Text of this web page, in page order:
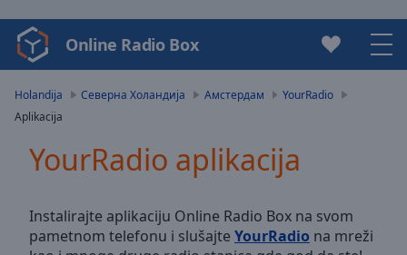
Video
Player
loading.
Video
Skip
Forward
Online Radio Box
Holandija Северна Холандија Амстердам
YourRadio
Aplikacija
YourRadio aplikacija
Instalirajte aplikaciju Online Radio Box na svom
pametnom telefonu i slušajte YourRadio na mreži